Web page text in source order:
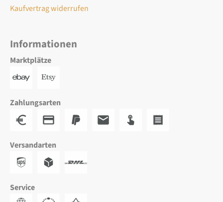
Kaufvertrag widerrufen
Informationen
Marktplätze
Zahlungsarten
Versandarten
Service